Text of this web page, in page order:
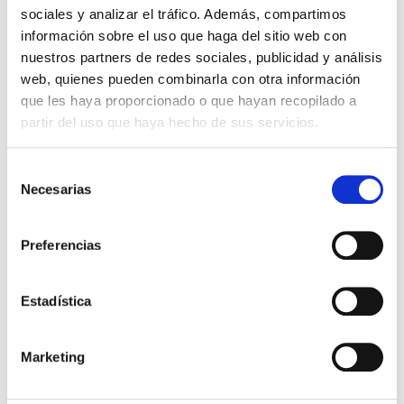
sociales y analizar el tráfico. Además, compartimos
información sobre el uso que haga del sitio web con
nuestros partners de redes sociales, publicidad y análisis
web, quienes pueden combinarla con otra información
que les haya proporcionado o que hayan recopilado a
partir del uso que haya hecho de sus servicios.
Necesarias
Preferencias
Estadística
Marketing